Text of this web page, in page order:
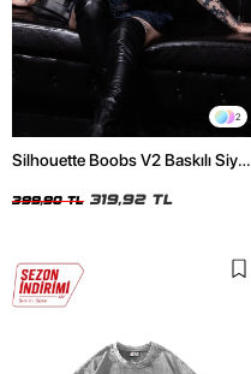
2
Silhouette Boobs V2 Baskılı Siyah
399,90 TL 319,92 TL